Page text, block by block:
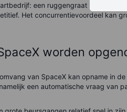
een ruggengraat voor
Het concurrentievoordeel kan
worden
van SpaceX kan opname in
een automatische vraag van